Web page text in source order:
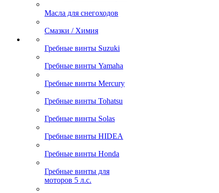
Масла для снегоходов
Смазки / Химия
Гребные винты Suzuki
Гребные винты Yamaha
Гребные винты Mercury
Гребные винты Tohatsu
Гребные винты Solas
Гребные винты HIDEA
Гребные винты Honda
Гребные винты для
моторов 5 л.с.